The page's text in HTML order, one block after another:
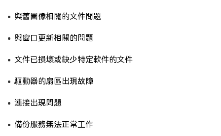
與舊圖像相關的文件問題
與窗口更新相關的問題
文件已損壞或缺少特定軟件的文件
驅動器的扇區出現故障
連接出現問題
備份服務無法正常工作